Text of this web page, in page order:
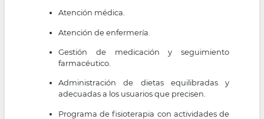
Atención médica.
Atención de enfermería.
Gestión de medicación y seguimiento
farmacéutico.
Administración de dietas equilibradas y
adecuadas a los usuarios que precisen.
Programa de fisioterapia con actividades de